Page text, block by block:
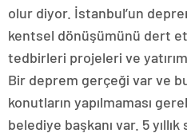
olur diyor. İstanbul’un
kentsel dönüşümünü dert
tedbirleri projeleri ve
Bir deprem gerçeği var ve
konutların yapılmaması
belediye başkanı var. 5